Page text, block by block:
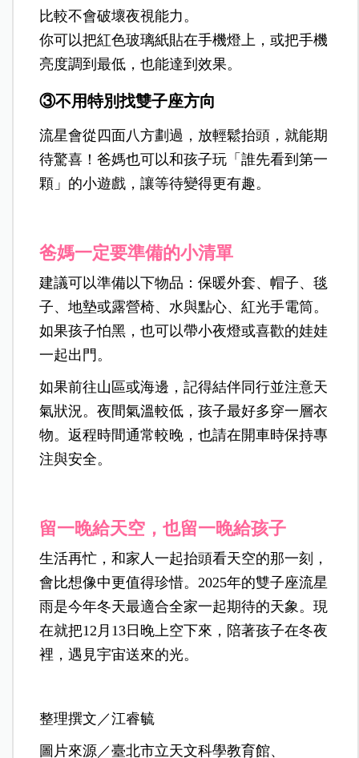
比較不會破壞夜視能力。
你可以把紅色玻璃紙貼在手機燈上，或把手機
亮度調到最低，也能達到效果。
③不用特別找雙子座方向
流星會從四面八方劃過，放輕鬆抬頭，就能期
待驚喜！爸媽也可以和孩子玩「誰先看到第一
顆」的小遊戲，讓等待變得更有趣。
爸媽一定要準備的小清單
建議可以準備以下物品：保暖外套、帽子、毯
子、地墊或露營椅、水與點心、紅光手電筒。
如果孩子怕黑，也可以帶小夜燈或喜歡的娃娃
一起出門。
如果前往山區或海邊，記得結伴同行並注意天
氣狀況。夜間氣溫較低，孩子最好多穿一層衣
物。返程時間通常較晚，也請在開車時保持專
注與安全。
留一晚給天空，也留一晚給孩子
生活再忙，和家人一起抬頭看天空的那一刻，
會比想像中更值得珍惜。2025年的雙子座流星
雨是今年冬天最適合全家一起期待的天象。現
在就把12月13日晚上空下來，陪著孩子在冬夜
裡，遇見宇宙送來的光。
整理撰文／江睿毓
圖片來源／臺北市立天文科學教育館、